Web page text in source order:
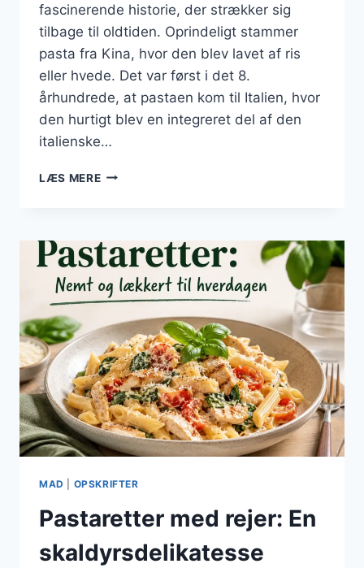
fascinerende historie, der strækker sig
tilbage til oldtiden. Oprindeligt stammer
pasta fra Kina, hvor den blev lavet af ris
eller hvede. Det var først i det 8.
århundrede, at pastaen kom til Italien, hvor
den hurtigt blev en integreret del af den
italienske…
LÆS MEREPASTARETTER
OG
TILFREDSSTILLENDE
MAD OPSKRIFTER
Pastaretter med rejer: En
skaldyrsdelikatesse